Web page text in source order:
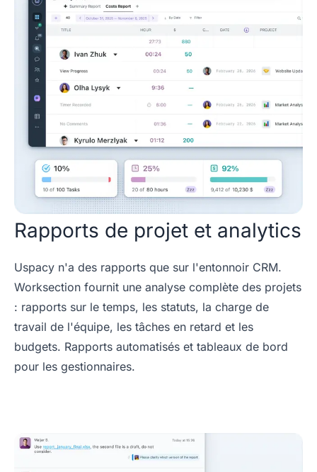
Rapports de projet et analytics
Uspacy n'a des rapports que sur l'entonnoir CRM.
Worksection fournit une analyse complète des projets
: rapports sur le temps, les statuts, la charge de
travail de l'équipe, les tâches en retard et les
budgets. Rapports automatisés et tableaux de bord
pour les gestionnaires.